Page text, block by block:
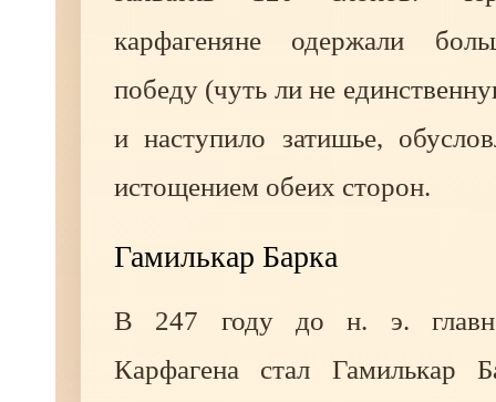
карфагеняне одержали
победу (чуть ли не
и наступило затишье,
истощением обеих сторон.
Гамилькар Барка
В 247 году до н. э.
Карфагена стал Гамилькар